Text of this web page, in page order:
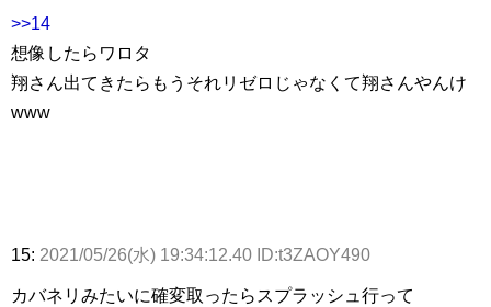
>>14
想像したらワロタ
翔さん出てきたらもうそれリゼロじゃなくて翔さんやんけ
www
15: 2021/05/26(水) 19:34:12.40 ID:t3ZAOY490
カバネリみたいに確変取ったらスプラッシュ行って